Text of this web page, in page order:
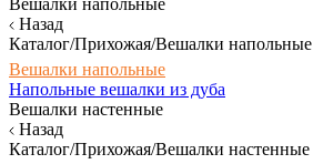
Вешалки напольные
Назад
Каталог/Прихожая/Вешалки напольные
Вешалки напольные
Напольные вешалки из дуба
Вешалки настенные
Назад
Каталог/Прихожая/Вешалки настенные